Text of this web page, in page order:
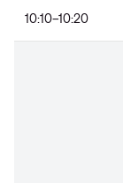
10:10–10:20